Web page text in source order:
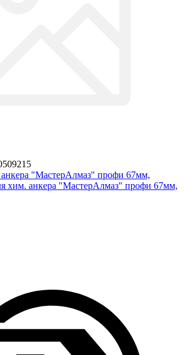
"МастерАлмаз" профи 67мм,
хим. анкера "МастерАлмаз" профи 67мм,